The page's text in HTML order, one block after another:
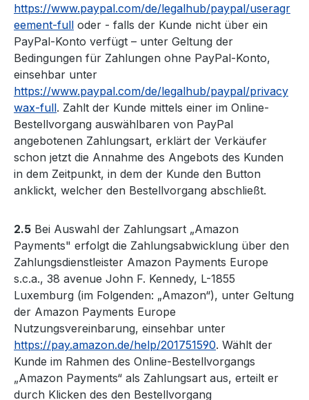
https://www.paypal.com/de/legalhub/paypal/useragr
eement-full oder - falls der Kunde nicht über ein
PayPal-Konto verfügt – unter Geltung der
Bedingungen für Zahlungen ohne PayPal-Konto,
einsehbar unter
https://www.paypal.com/de/legalhub/paypal/privacy
wax-full. Zahlt der Kunde mittels einer im Online-
Bestellvorgang auswählbaren von PayPal
angebotenen Zahlungsart, erklärt der Verkäufer
schon jetzt die Annahme des Angebots des Kunden
in dem Zeitpunkt, in dem der Kunde den Button
anklickt, welcher den Bestellvorgang abschließt.
2.5 Bei Auswahl der Zahlungsart „Amazon
Payments" erfolgt die Zahlungsabwicklung über den
Zahlungsdienstleister Amazon Payments Europe
s.c.a., 38 avenue John F. Kennedy, L-1855
Luxemburg (im Folgenden: „Amazon“), unter Geltung
der Amazon Payments Europe
Nutzungsvereinbarung, einsehbar unter
https://pay.amazon.de/help/201751590. Wählt der
Kunde im Rahmen des Online-Bestellvorgangs
„Amazon Payments“ als Zahlungsart aus, erteilt er
durch Klicken des den Bestellvorgang